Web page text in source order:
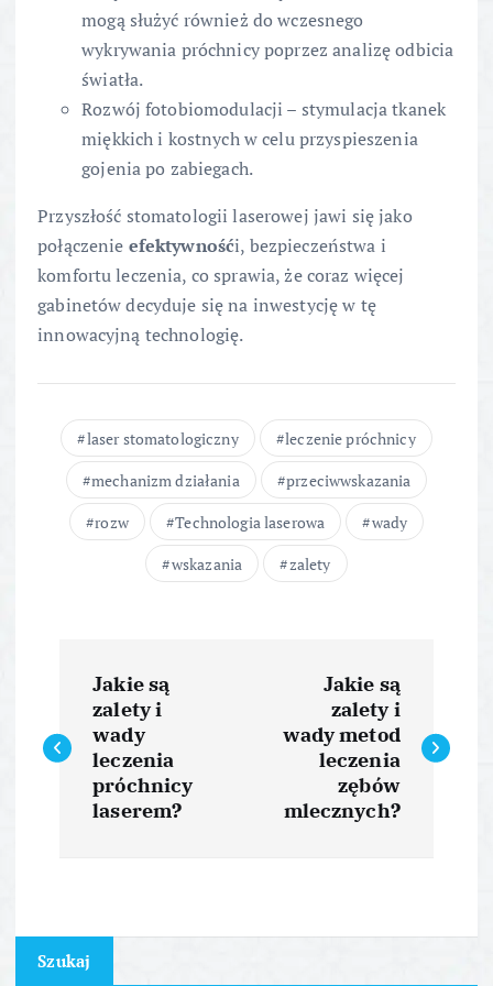
mogą służyć również do wczesnego
wykrywania próchnicy poprzez analizę odbicia
światła.
Rozwój fotobiomodulacji – stymulacja tkanek
miękkich i kostnych w celu przyspieszenia
gojenia po zabiegach.
Przyszłość stomatologii laserowej jawi się jako
połączenie efektywnośći, bezpieczeństwa i
komfortu leczenia, co sprawia, że coraz więcej
gabinetów decyduje się na inwestycję w tę
innowacyjną technologię.
laser stomatologiczny
leczenie próchnicy
mechanizm działania
przeciwwskazania
rozw
Technologia laserowa
wady
wskazania
zalety
a
w
a
Jakie są
zalety i
wady
leczenia
próchnicy
laserem?
Jakie są
zalety i
wady metod
leczenia
zębów
mlecznych?
Szukaj